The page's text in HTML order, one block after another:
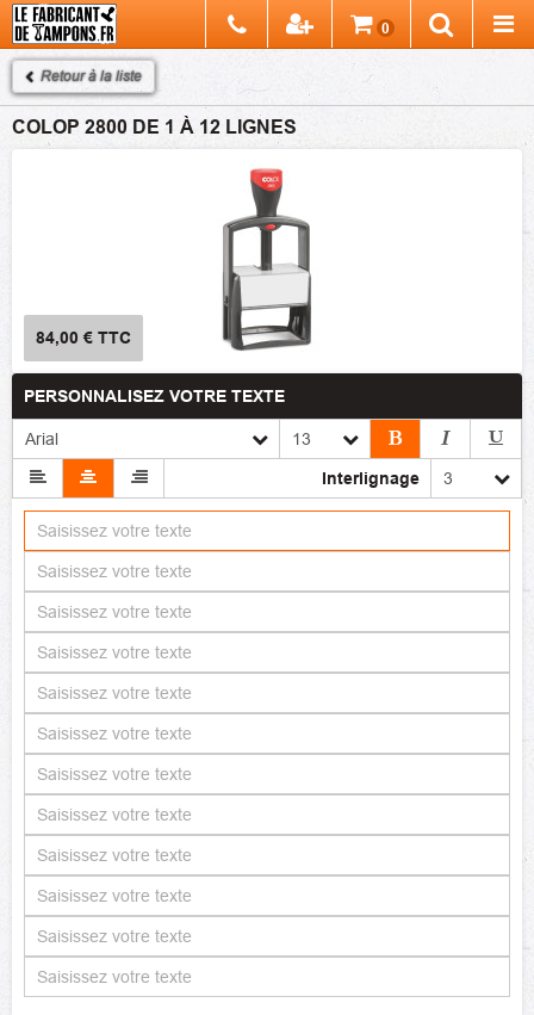
Retour à la liste
COLOP 2800 DE 1 À 12 LIGNES
84,00 € TTC
PERSONNALISEZ VOTRE TEXTE
Interlignage
0
Chercher